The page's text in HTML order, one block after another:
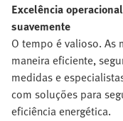
Excelência
suavemente
O tempo é valioso. As
maneira eficiente,
medidas e
com soluções para
eficiência energética.